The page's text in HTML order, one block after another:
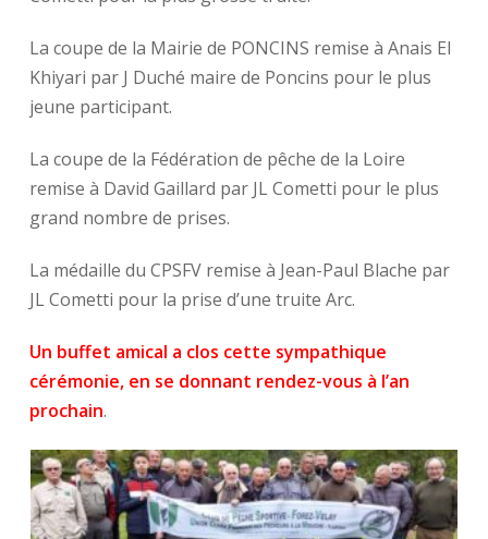
La coupe de la Mairie de PONCINS remise à Anais El
Khiyari par J Duché maire de Poncins pour le plus
jeune participant.
La coupe de la Fédération de pêche de la Loire
remise à David Gaillard par JL Cometti pour le plus
grand nombre de prises.
La médaille du CPSFV remise à Jean-Paul Blache par
JL Cometti pour la prise d’une truite Arc.
Un buffet amical a clos cette sympathique
cérémonie, en se donnant rendez-vous à l’an
prochain.